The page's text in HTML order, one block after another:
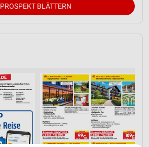
PROSPEKT BLÄTTERN